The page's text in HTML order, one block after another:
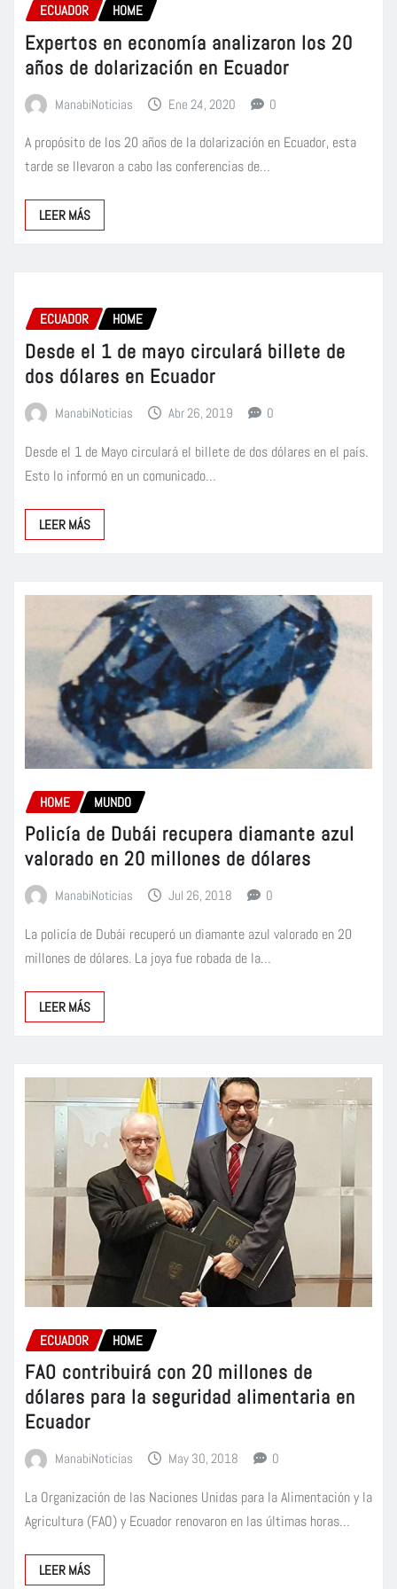
ECUADOR HOME
Expertos en economía analizaron los 20
años de dolarización en Ecuador
ManabiNoticias Ene 24, 2020 0
A propósito de los 20 años de la dolarización en Ecuador, esta
tarde se llevaron a cabo las conferencias de…
LEER MÁS
ECUADOR HOME
Desde el 1 de mayo circulará billete de
dos dólares en Ecuador
ManabiNoticias Abr 26, 2019 0
Desde el 1 de Mayo circulará el billete de dos dólares en el país.
Esto lo informó en un comunicado…
LEER MÁS
HOME MUNDO
Policía de Dubái recupera diamante azul
valorado en 20 millones de dólares
ManabiNoticias Jul 26, 2018 0
La policía de Dubái recuperó un diamante azul valorado en 20
millones de dólares. La joya fue robada de la…
LEER MÁS
ECUADOR HOME
FAO contribuirá con 20 millones de
dólares para la seguridad alimentaria en
Ecuador
ManabiNoticias May 30, 2018 0
La Organización de las Naciones Unidas para la Alimentación y la
Agricultura (FAO) y Ecuador renovaron en las últimas horas…
LEER MÁS